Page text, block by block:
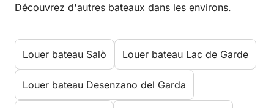
Découvrez d'autres bateaux dans les environs.
Louer bateau Salò Louer bateau Lac de Garde
Louer bateau Desenzano del Garda